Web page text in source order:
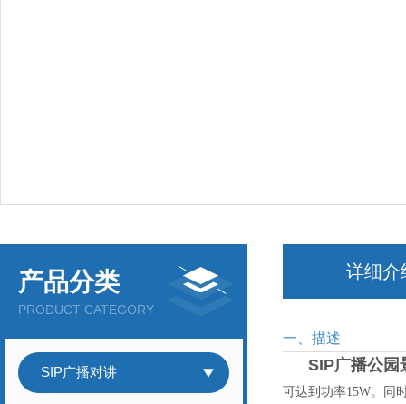
产品分类
PRODUCT CATEGORY
SIP广播对讲
详细介
一、描述
SIP广播公园
可达到功率15W。同